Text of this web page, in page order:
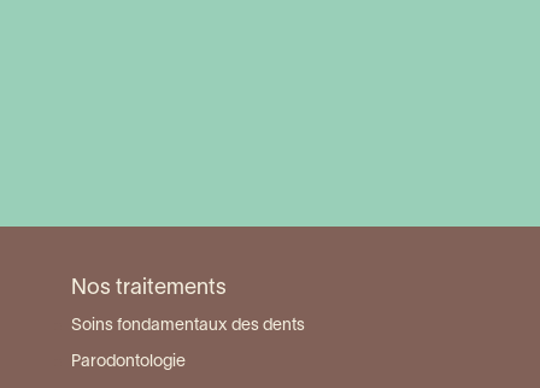
Nos traitements
Soins fondamentaux des dents
Parodontologie